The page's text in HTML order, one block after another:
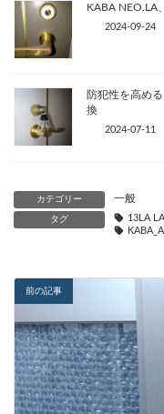
KABA NEO.LA
2024-09-24
防犯性を高め
換
2024-07-11
カテゴリー 一般
タグ
13LA
前の記事